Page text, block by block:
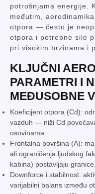
potrošnjama energije.
međutim,
otpora — često je
otpora i potrebne sile
pri visokim brzinama i
KLJUČNI
PARAMETRI I
MEĐUSOBNE
Koeficijent otpora (Cd):
vazduh — niži Cd
osovinama.
Frontalna površina (A):
ali ograničenja ljudskog
kabina) postavljaju granice.
Downforce i stabilnost:
varijabilni balans između